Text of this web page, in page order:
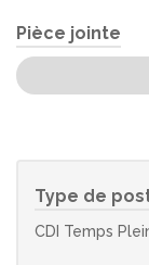
Pièce jointe
Type de
CDI Temps